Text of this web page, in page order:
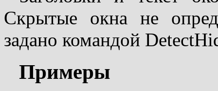
Скрытые окна не
задано командой
Примеры